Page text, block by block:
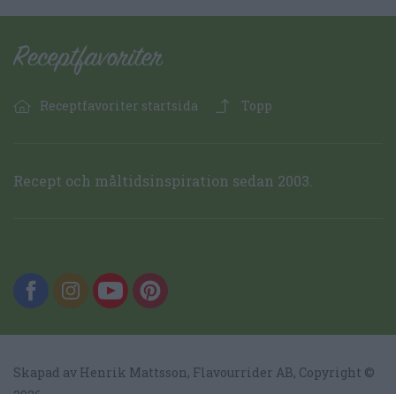
Receptfavoriter startsida Topp
Recept och måltidsinspiration sedan 2003.
Skapad av Henrik Mattsson, Flavourrider AB, Copyright ©